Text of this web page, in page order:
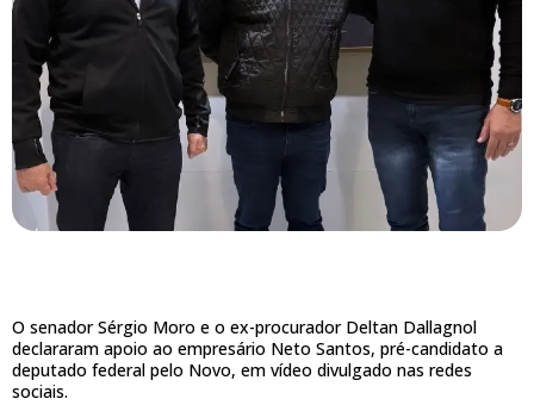
O senador Sérgio Moro e o ex-procurador Deltan Dallagnol
declararam apoio ao empresário Neto Santos, pré-candidato a
deputado federal pelo Novo, em vídeo divulgado nas redes
sociais.